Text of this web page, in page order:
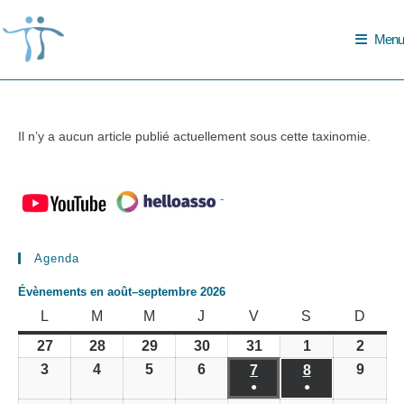
to
content
Menu
Il n’y a aucun article publié actuellement sous cette taxinomie.
-
Agenda
Évènements en août–septembre 2026
L M M MERCREDI
J VVENDREDI
S SAMEDID
2727
2828
2929
3030
juillet
31
juillet
1 2
août
3 4 5 6 7
●
88
●
99